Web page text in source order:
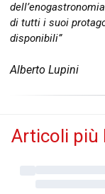
di tutti i suoi
disponibili”
Alberto Lupini
Articoli più